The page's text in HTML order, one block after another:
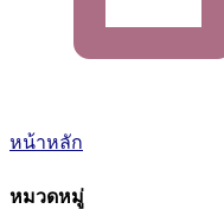
หน้าหลัก
หมวดหมู่